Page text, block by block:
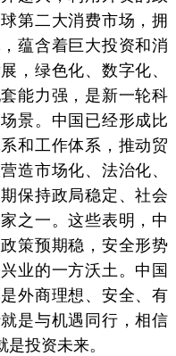
第二大消费市场，拥
蕴含着巨大投资和消
，绿色化、数字化、
能力强，是新一轮科
景。中国已经形成比
和工作体系，推动贸
造市场化、法治化、
保持政局稳定、社会
之一。这些表明，中
策预期稳，安全形势
业的一方沃土。中国
外商理想、安全、有
是与机遇同行，相信
投资未来。